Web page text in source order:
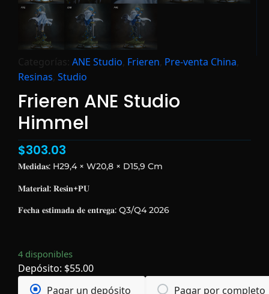
Categorías: ANE Studio Frieren Pre-venta China
Resinas Studio
Frieren ANE Studio
Himmel
$303.03
𝐌𝐞𝐝𝐢𝐝𝐚𝐬: H29,4 × W20,8 × D15,9 Cm
𝐌𝐚𝐭𝐞𝐫𝐢𝐚𝐥: 𝐑𝐞𝐬𝐢𝐧+𝐏𝐔
𝐅𝐞𝐜𝐡𝐚 𝐞𝐬𝐭𝐢𝐦𝐚𝐝𝐚 𝐝𝐞 𝐞𝐧𝐭𝐫𝐞𝐠𝐚: Q3/Q4 2026
4 disponibles
Depósito: $55.00
Pagar por completo
Pagar un depósito